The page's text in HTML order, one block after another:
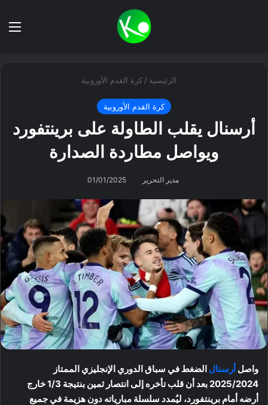
الرئيسية / كرة القدم الأوروبية
كرة القدم الأوروبية
أرسنال يقلب الطاولة على برينتفورد
ويواصل مطاردة الصدارة
مدير التحرير 01/01/2025
واصل أرسنال الضغط في سباق الدوري الإنجليزي الممتاز
2025/2024 بعد أن قلب تأخره إلى انتصار ثمين بنتيجة 1/3 خارج
أرضه أمام برينتفورد، ليُمدد سلسلة مبارياته دون هزيمة في جميع